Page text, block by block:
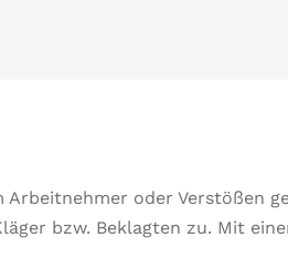
oder Verstößen
bzw. Beklagten zu. Mit